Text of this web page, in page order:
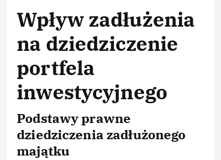
Wpływ zadłużenia
na dziedziczenie
portfela
inwestycyjnego
Podstawy prawne
dziedziczenia zadłużonego
majątku